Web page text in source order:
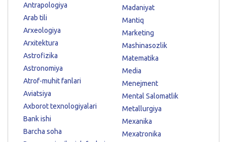
Antrapologiya
Arab tili
Arxeologiya
Arxitektura
Astrofizika
Astronomiya
Atrof-muhit fanlari
Aviatsiya
Axborot texnologiyalari
Bank ishi
Barcha soha
Madaniyat
Mantiq
Marketing
Mashinasozlik
Matematika
Media
Menejment
Mental Salomatlik
Metallurgiya
Mexanika
Mexatronika